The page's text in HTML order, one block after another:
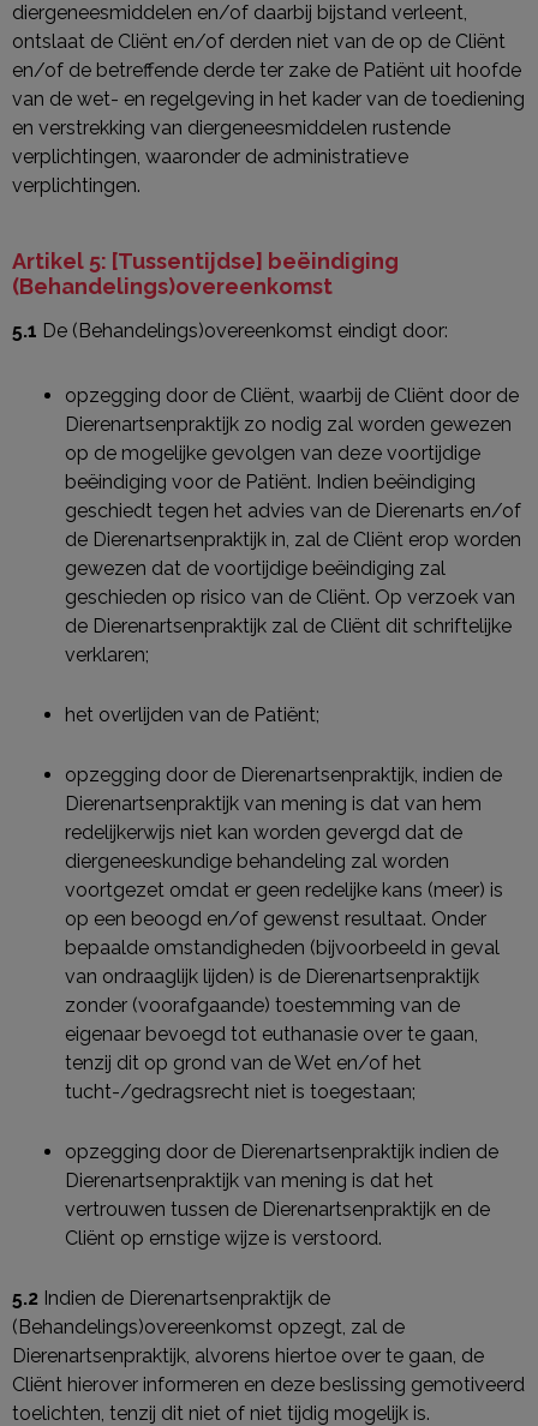
diergeneesmiddelen en/of daarbij bijstand verleent,
ontslaat de Cliënt en/of derden niet van de op de Cliënt
en/of de betreffende derde ter zake de Patiënt uit hoofde
van de wet- en regelgeving in het kader van de toediening
en verstrekking van diergeneesmiddelen rustende
verplichtingen, waaronder de administratieve
verplichtingen.
Artikel 5: [Tussentijdse] beëindiging
(Behandelings)overeenkomst
5.1 De (Behandelings)overeenkomst eindigt door:
opzegging door de Cliënt, waarbij de Cliënt door de
Dierenartsenpraktijk zo nodig zal worden gewezen
op de mogelijke gevolgen van deze voortijdige
beëindiging voor de Patiënt. Indien beëindiging
geschiedt tegen het advies van de Dierenarts en/of
de Dierenartsenpraktijk in, zal de Cliënt erop worden
gewezen dat de voortijdige beëindiging zal
geschieden op risico van de Cliënt. Op verzoek van
de Dierenartsenpraktijk zal de Cliënt dit schriftelijke
verklaren;
het overlijden van de Patiënt;
opzegging door de Dierenartsenpraktijk, indien de
Dierenartsenpraktijk van mening is dat van hem
redelijkerwijs niet kan worden gevergd dat de
diergeneeskundige behandeling zal worden
voortgezet omdat er geen redelijke kans (meer) is
op een beoogd en/of gewenst resultaat. Onder
bepaalde omstandigheden (bijvoorbeeld in geval
van ondraaglijk lijden) is de Dierenartsenpraktijk
zonder (voorafgaande) toestemming van de
eigenaar bevoegd tot euthanasie over te gaan,
tenzij dit op grond van de Wet en/of het
tucht-/gedragsrecht niet is toegestaan;
opzegging door de Dierenartsenpraktijk indien de
Dierenartsenpraktijk van mening is dat het
vertrouwen tussen de Dierenartsenpraktijk en de
Cliënt op ernstige wijze is verstoord.
5.2 Indien de Dierenartsenpraktijk de
(Behandelings)overeenkomst opzegt, zal de
Dierenartsenpraktijk, alvorens hiertoe over te gaan, de
Cliënt hierover informeren en deze beslissing gemotiveerd
toelichten, tenzij dit niet of niet tijdig mogelijk is.